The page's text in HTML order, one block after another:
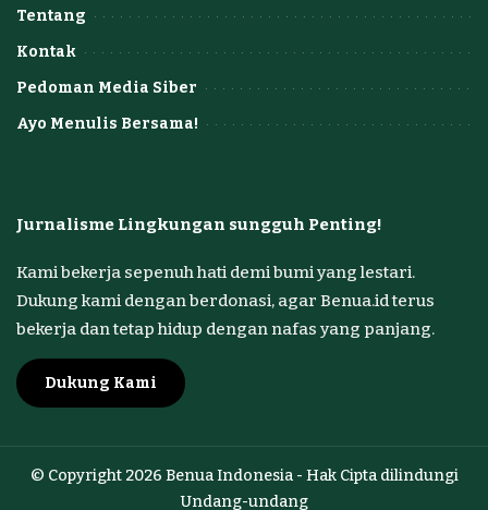
Tentang
Kontak
Pedoman Media Siber
Ayo Menulis Bersama!
Jurnalisme Lingkungan sungguh Penting!
Kami bekerja sepenuh hati demi bumi yang lestari.
Dukung kami dengan berdonasi, agar Benua.id terus
bekerja dan tetap hidup dengan nafas yang panjang.
Dukung Kami
© Copyright 2026 Benua Indonesia - Hak Cipta dilindungi
Undang-undang